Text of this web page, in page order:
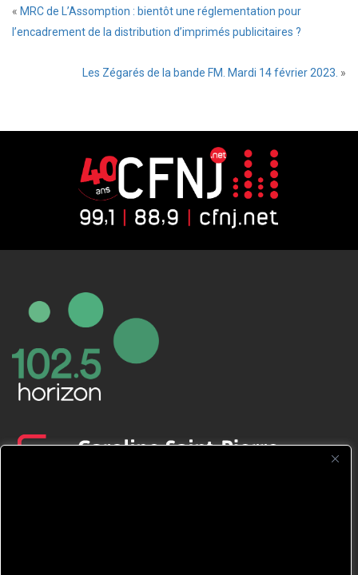
« MRC de L’Assomption : bientôt une réglementation pour
l’encadrement de la distribution d’imprimés publicitaires ?
Les Zégarés de la bande FM. Mardi 14 février 2023. »